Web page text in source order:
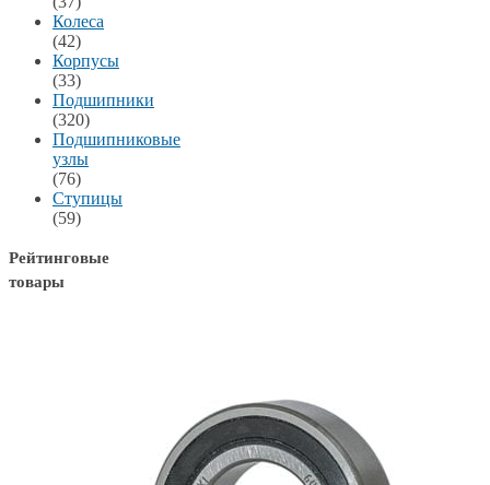
Колеса
(42)
Корпусы
(33)
Подшипники
(320)
Подшипниковые
узлы
(76)
Ступицы
(59)
Рейтинговые
товары